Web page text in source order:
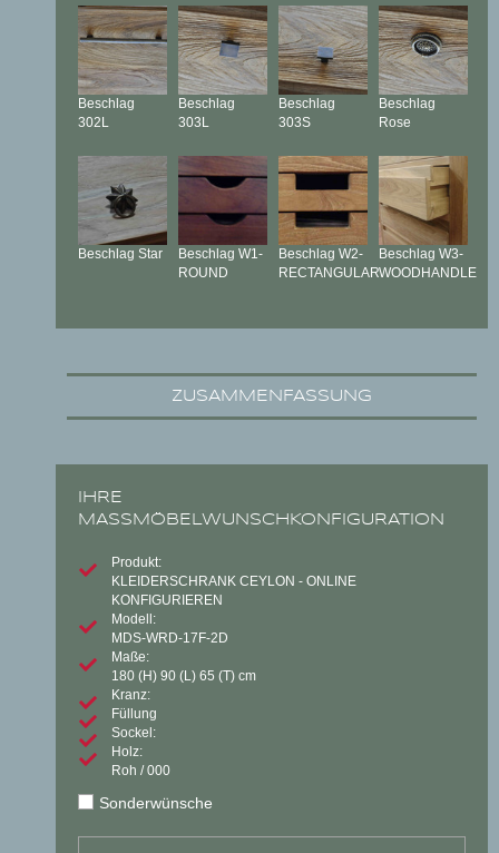
Beschlag
302L
Beschlag
303L
Beschlag
303S
Beschlag
Rose
Beschlag Star Beschlag W1-
ROUND
Beschlag W2-
RECTANGULAR
Beschlag W3-
WOODHANDLE
ZUSAMMENFASSUNG
IHRE
MASSMÖBELWUNSCHKONFIGURATION
Produkt:
KLEIDERSCHRANK CEYLON - ONLINE
KONFIGURIEREN
Modell:
MDS-WRD-17F-2D
Maße:
180 (H) 90 (L) 65 (T) cm
Kranz:
Füllung
Sockel:
Holz:
Roh / 000
Sonderwünsche